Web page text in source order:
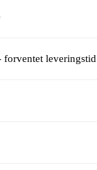
forventet leveringstid